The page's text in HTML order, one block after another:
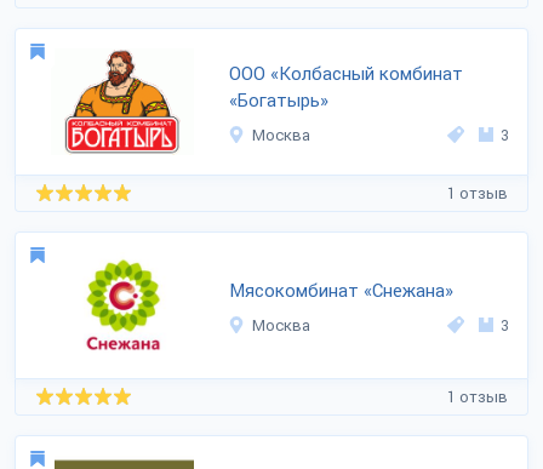
ООО «Колбасный комбинат
«Богатырь»
Москва 3
1 отзыв
Мясокомбинат «Снежана»
Москва 3
1 отзыв